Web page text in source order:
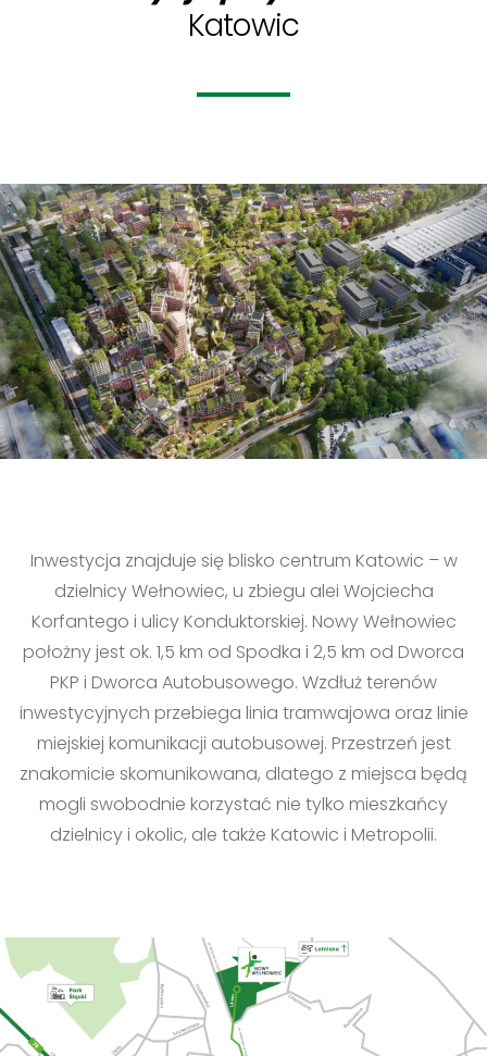
Katowic
Inwestycja znajduje się blisko centrum Katowic – w
dzielnicy Wełnowiec, u zbiegu alei Wojciecha
Korfantego i ulicy Konduktorskiej. Nowy Wełnowiec
położny jest ok. 1,5 km od Spodka i 2,5 km od Dworca
PKP i Dworca Autobusowego. Wzdłuż terenów
inwestycyjnych przebiega linia tramwajowa oraz linie
miejskiej komunikacji autobusowej. Przestrzeń jest
znakomicie skomunikowana, dlatego z miejsca będą
mogli swobodnie korzystać nie tylko mieszkańcy
dzielnicy i okolic, ale także Katowic i Metropolii.